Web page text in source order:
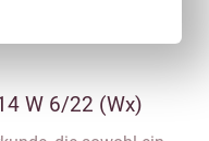
W 6/22 (Wx)